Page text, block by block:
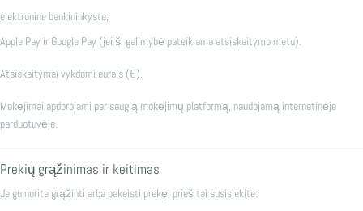
elektronine bankininkyste;
Apple Pay ir Google Pay (jei ši galimybė pateikiama atsiskaitymo metu).
Atsiskaitymai vykdomi eurais (€).
Mokėjimai apdorojami per saugią mokėjimų platformą, naudojamą internetinėje
parduotuvėje.
Prekių grąžinimas ir keitimas
Jeigu norite grąžinti arba pakeisti prekę, prieš tai susisiekite: